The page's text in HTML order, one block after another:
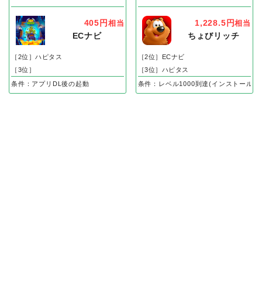
405円 相当
ECナビ
［2位］ハピタス
［3位］
条件：アプリDL後の起動
1,228.5円相当
ちょびリッチ
［2位］ECナビ
［3位］ハピタス
条件：レベル1000到達(インストール後